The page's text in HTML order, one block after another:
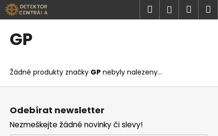
Přejít
na
obsah
Hledat
GP
Žádné produkty značky GP nebyly nalezeny...
K
o
o
p
o
t
ř
e
Z
Odebírat newsletter
Nezmeškejte žádné novinky či slevy!